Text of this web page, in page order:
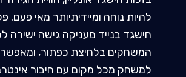
להיות נוחה ומיידיתיותר מאי פעם.
חישגד בנייד מעניקה גישה ישירה
המשחקים בלחיצת כפתור,
למשחק מכל מקום עם חיבור